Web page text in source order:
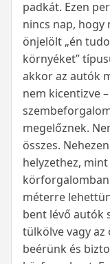
padkát. Ezen
nincs nap, hogy
önjelölt „én
környéket”
akkor az autók
nem kicentizve
megelőznek.
összes.
helyzethez,
körforgalomban
méterre
bent lévő autók
tülkölve vagy az
beérünk és